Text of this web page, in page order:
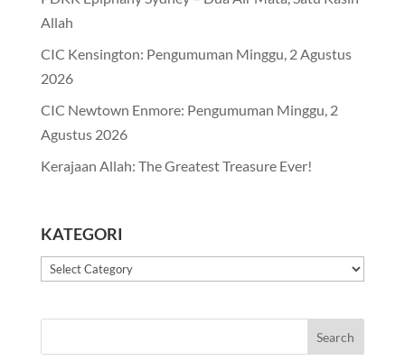
Allah
CIC Kensington: Pengumuman Minggu, 2 Agustus
2026
CIC Newtown Enmore: Pengumuman Minggu, 2
Agustus 2026
Kerajaan Allah: The Greatest Treasure Ever!
KATEGORI
Kategori